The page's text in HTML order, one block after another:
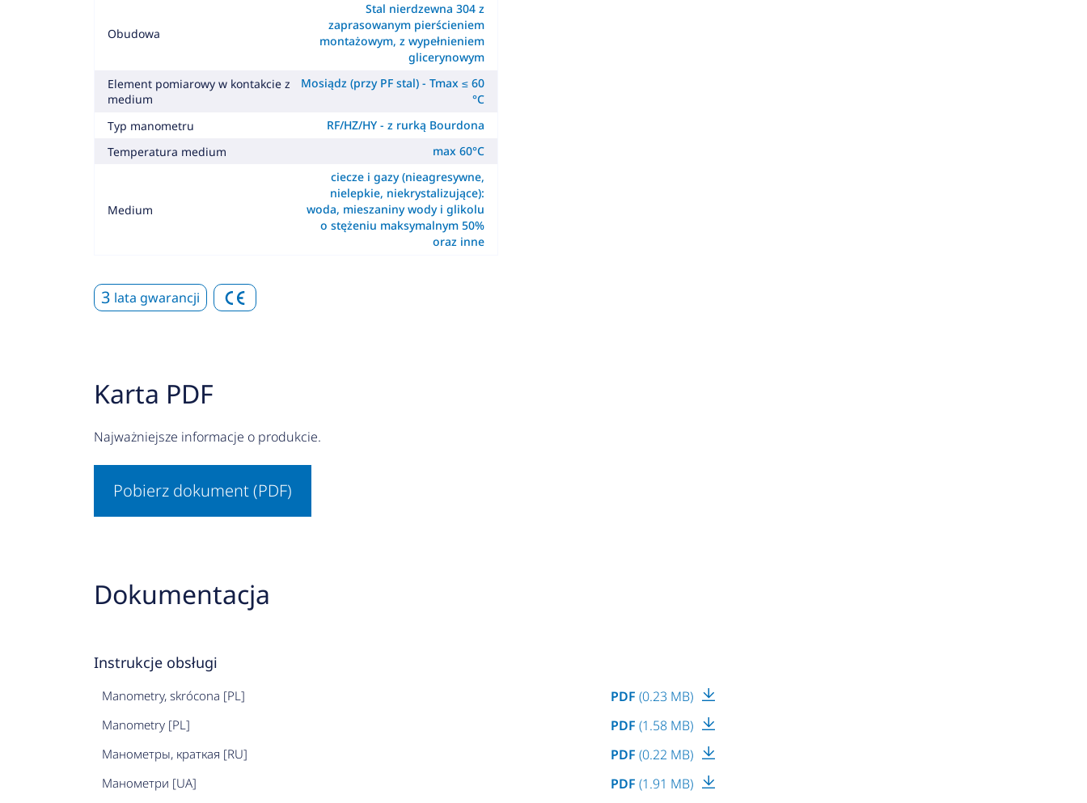
Obudowa
Stal nierdzewna 304 z
zaprasowanym pierścieniem
montażowym, z wypełnieniem
glicerynowym
Element pomiarowy w kontakcie z
medium
Mosiądz (przy PF stal) - Tmax ≤ 60
°C
Typ manometru
RF/HZ/HY - z rurką Bourdona
Temperatura medium
max 60°C
Medium
ciecze i gazy (nieagresywne,
nielepkie, niekrystalizujące):
woda, mieszaniny wody i glikolu
o stężeniu maksymalnym 50%
oraz inne
3 lata gwarancji
Karta PDF
Najważniejsze informacje o produkcie.
Pobierz dokument (PDF)
Dokumentacja
Instrukcje obsługi
Manometry, skrócona [PL] PDF (0.23 MB)
Manometry [PL] PDF (1.58 MB)
Манометры, краткая [RU] PDF (0.22 MB)
Манометри [UA] PDF (1.91 MB)